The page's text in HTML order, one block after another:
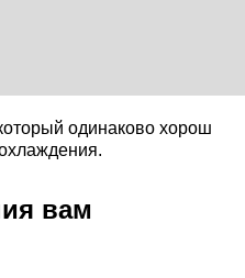
одинаково хорош
вам